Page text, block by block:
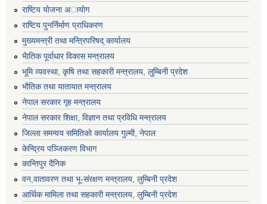
राष्टिय याेजना अायाेग
राष्टिय पुनर्निर्माण प्राधिकरण
मुख्यमन्त्री तथा मन्त्रिपरिषद् कार्यालय
भैातिक पूर्वाधार विकास मन्त्रालय
भूमि व्यवस्था, कृषि तथा सहकारी मन्त्रालय, लु्म्बिनी प्रदेश
भाैतिक तथा यातायात मन्त्रालय
नेपाल सरकार गृह मन्त्रालय
नेपाल सरकार शिक्षा, विज्ञान तथा प्रविधि मन्त्रालय
जिल्ला समन्वय समितिको कार्यालय गुल्मी, नेपाल
केन्द्रिय पञ्जिकरण विभाग
कान्तिपुर दैनिक
वन,वातावरण तथा भू-संरक्षण मन्त्रालय, लुम्बिनी प्रदेश
आर्थिक मामिला तथा सहकारी मन्त्रालय, लुम्बिनी प्रदेश